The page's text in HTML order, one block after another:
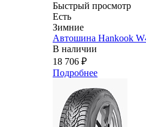
Быстрый просмотр
Есть
Зимние
Автошина Hankook
В наличии
18 706 ₽
Подробнее